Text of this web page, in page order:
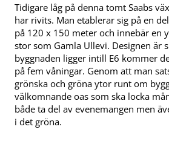
Tidigare låg på denna tomt Saabs
har rivits. Man etablerar sig på en
på 120 x 150 meter och innebär en
stor som Gamla Ullevi. Designen är
byggnaden ligger intill E6 kommer
på fem våningar. Genom att man
grönska och gröna ytor runt om
välkomnande oas som ska locka
både ta del av evenemangen men
i det gröna.